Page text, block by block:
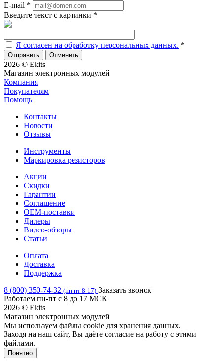
E-mail *
Введите текст с картинки *
Я согласен на обработку персональных данных. *
Отменить
2026 © Ekits
Магазин электронных модулей
Компания
Покупателям
Помощь
Контакты
Новости
Отзывы
Инструменты
Маркировка резисторов
Акции
Скидки
Гарантии
Соглашение
OEM-поставки
Дилеры
Видео-обзоры
Статьи
Оплата
Доставка
Поддержка
8 (800) 350-74-32 (пн-пт 8-17) Заказать звонок
Работаем пн-пт с 8 до 17 МСК
2026 © Ekits
Магазин электронных модулей
Мы используем файлы cookie для хранения данных.
Заходя на наш сайт, Вы даёте согласие на работу с этими
файлами.
Понятно